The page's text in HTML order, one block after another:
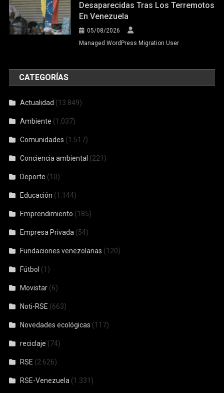
Desaparecidas Tras Los Terremotos
En Venezuela
05/08/2026
Managed WordPress Migration User
CATEGORÍAS
Actualidad (13.849)
Ambiente (1.037)
Comunidades (1.517)
Conciencia ambiental (221)
Deporte (10)
Educación (1.144)
Emprendimiento (185)
Empresa Privada (54)
Fundaciones venezolanas (120)
Fútbol (1)
Movistar (6)
Noti-RSE (663)
Novedades ecológicas (117)
reciclaje (74)
RSE (2.626)
RSE-Venezuela (1.331)